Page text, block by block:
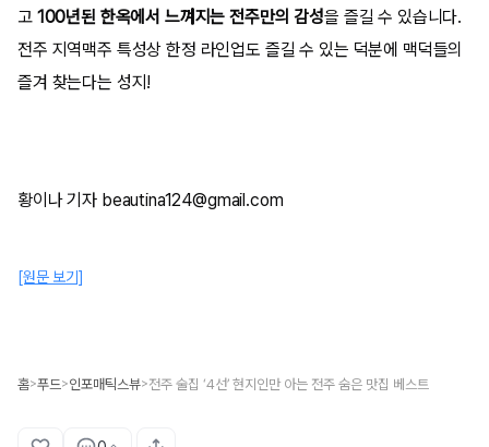
고 100년된 한옥에서 느껴지는 전주만의 감성을 즐길 수 있습니다.
전주 지역맥주 특성상 한정 라인업도 즐길 수 있는 덕분에 맥덕들의
즐겨 찾는다는 성지!
황이나 기자 beautina124@gmail.com
[원문 보기]
홈>푸드>인포매틱스뷰>전주 술집 ‘4선’ 현지인만 아는 전주 숨은 맛집 베스트